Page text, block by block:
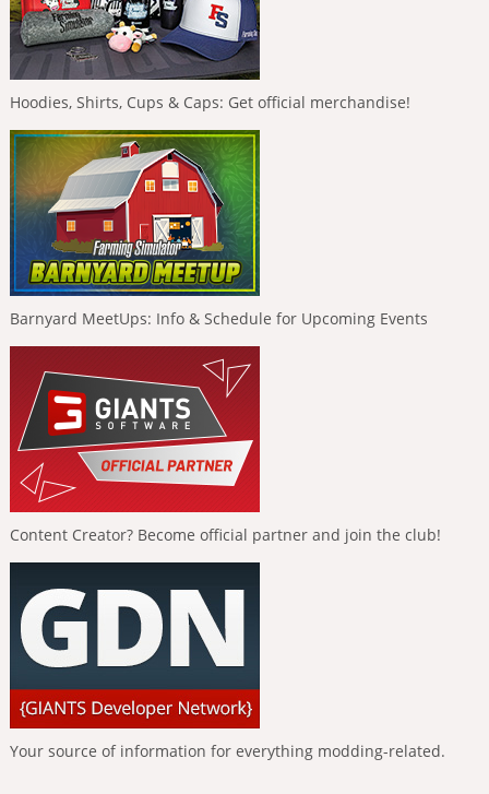
Hoodies, Shirts, Cups & Caps: Get official merchandise!
Barnyard MeetUps: Info & Schedule for Upcoming Events
Content Creator? Become official partner and join the club!
Your source of information for everything modding-related.